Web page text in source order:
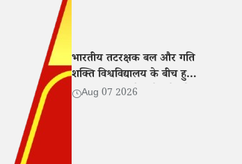
भारतीय तटरक्षक बल और गति
शक्ति विश्वविद्यालय के बीच हुआ
MoU, शिक्षा और शोध में बढ़ेगा
Aug 07 2026